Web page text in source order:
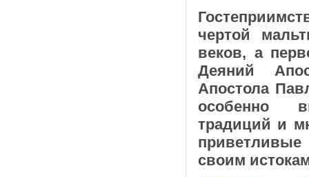
чертой
веков, а
Деяний
Апостола
особенно
традиций и
своим